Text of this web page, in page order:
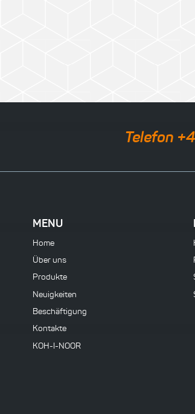
Telefon
MENU
Home
Über uns
Produkte
Neuigkeiten
Beschäftigung
Kontakte
KOH-I-NOOR